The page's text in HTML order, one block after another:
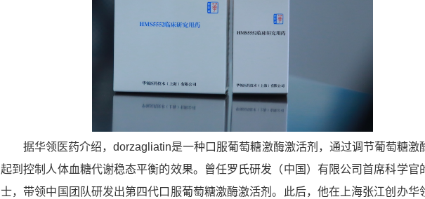
据华领医药介绍，dorzagliatin是一种口服葡萄糖激酶激活剂，通过调节葡萄糖激
起到控制人体血糖代谢稳态平衡的效果。曾任罗氏研发（中国）有限公司首席科学官
士，带领中国团队研发出第四代口服葡萄糖激酶激活剂。此后，他在上海张江创办华